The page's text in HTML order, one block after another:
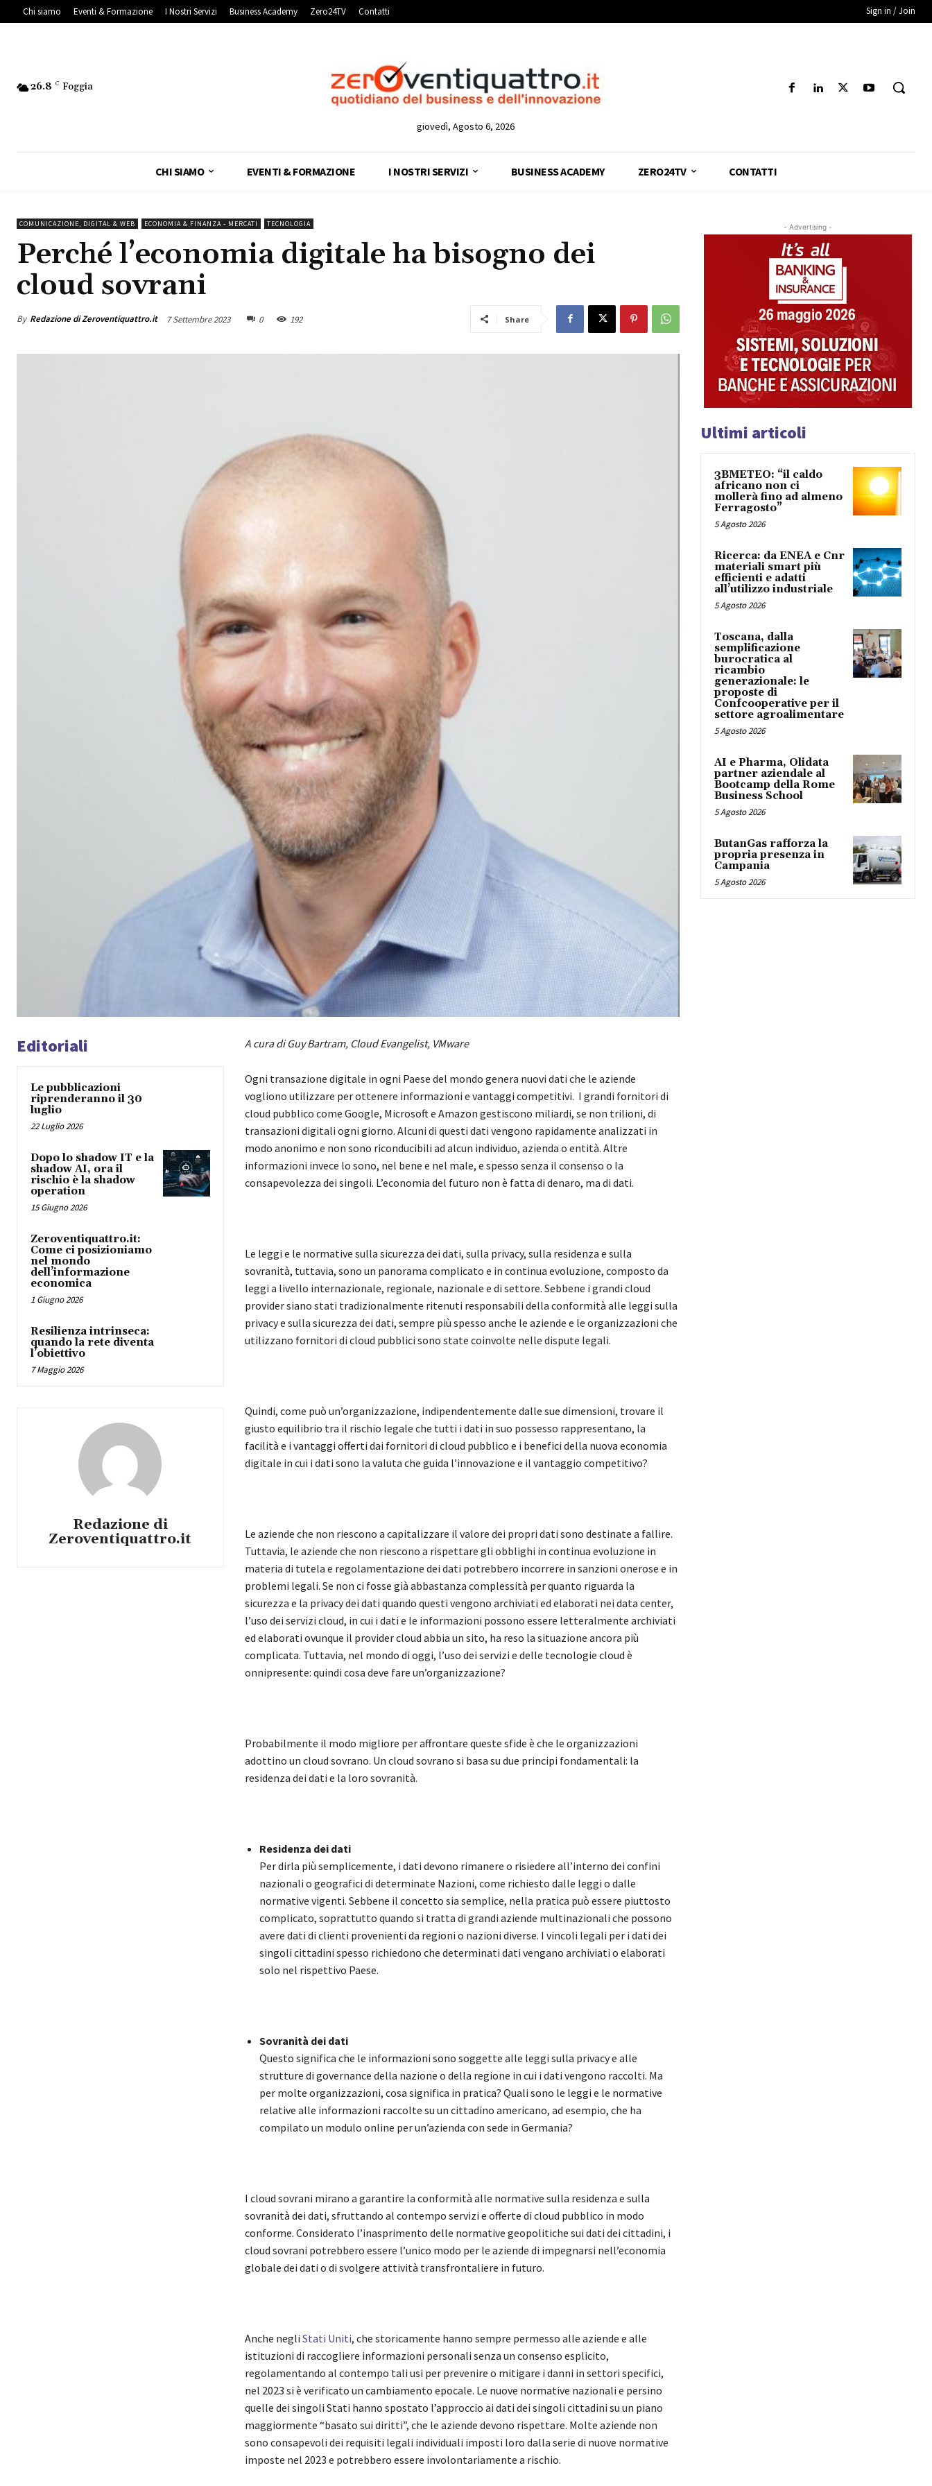
Chi siamo Eventi & Formazione I Nostri Servizi Business Academy Zero24TV Contatti Sign in / Join
26.8 C Foggia
giovedì, Agosto 6, 2026
CHI SIAMO EVENTI & FORMAZIONE I NOSTRI SERVIZI BUSINESS ACADEMY ZERO24TV CONTATTI
COMUNICAZIONE, DIGITAL & WEB ECONOMIA & FINANZA - MERCATI TECNOLOGIA
Perché l’economia digitale ha bisogno dei
cloud sovrani
By Redazione di Zeroventiquattro.it 7 Settembre 2023 0 192 Share
Editoriali
Le pubblicazioni
riprenderanno il 30
luglio
22 Luglio 2026
Dopo lo shadow IT e la
shadow AI, ora il
rischio è la shadow
operation
15 Giugno 2026
Zeroventiquattro.it:
Come ci posizioniamo
nel mondo
dell’informazione
economica
1 Giugno 2026
Resilienza intrinseca:
quando la rete diventa
l’obiettivo
7 Maggio 2026
Redazione di
Zeroventiquattro.it
A cura di Guy Bartram, Cloud Evangelist, VMware
Ogni transazione digitale in ogni Paese del mondo genera nuovi dati che le aziende
vogliono utilizzare per ottenere informazioni e vantaggi competitivi. I grandi fornitori di
cloud pubblico come Google, Microsoft e Amazon gestiscono miliardi, se non trilioni, di
transazioni digitali ogni giorno. Alcuni di questi dati vengono rapidamente analizzati in
modo anonimo e non sono riconducibili ad alcun individuo, azienda o entità. Altre
informazioni invece lo sono, nel bene e nel male, e spesso senza il consenso o la
consapevolezza dei singoli. L’economia del futuro non è fatta di denaro, ma di dati.
Le leggi e le normative sulla sicurezza dei dati, sulla privacy, sulla residenza e sulla
sovranità, tuttavia, sono un panorama complicato e in continua evoluzione, composto da
leggi a livello internazionale, regionale, nazionale e di settore. Sebbene i grandi cloud
provider siano stati tradizionalmente ritenuti responsabili della conformità alle leggi sulla
privacy e sulla sicurezza dei dati, sempre più spesso anche le aziende e le organizzazioni che
utilizzano fornitori di cloud pubblici sono state coinvolte nelle dispute legali.
Quindi, come può un’organizzazione, indipendentemente dalle sue dimensioni, trovare il
giusto equilibrio tra il rischio legale che tutti i dati in suo possesso rappresentano, la
facilità e i vantaggi offerti dai fornitori di cloud pubblico e i benefici della nuova economia
digitale in cui i dati sono la valuta che guida l’innovazione e il vantaggio competitivo?
Le aziende che non riescono a capitalizzare il valore dei propri dati sono destinate a fallire.
Tuttavia, le aziende che non riescono a rispettare gli obblighi in continua evoluzione in
materia di tutela e regolamentazione dei dati potrebbero incorrere in sanzioni onerose e in
problemi legali. Se non ci fosse già abbastanza complessità per quanto riguarda la
sicurezza e la privacy dei dati quando questi vengono archiviati ed elaborati nei data center,
l’uso dei servizi cloud, in cui i dati e le informazioni possono essere letteralmente archiviati
ed elaborati ovunque il provider cloud abbia un sito, ha reso la situazione ancora più
complicata. Tuttavia, nel mondo di oggi, l’uso dei servizi e delle tecnologie cloud è
onnipresente: quindi cosa deve fare un’organizzazione?
Probabilmente il modo migliore per affrontare queste sfide è che le organizzazioni
adottino un cloud sovrano. Un cloud sovrano si basa su due principi fondamentali: la
residenza dei dati e la loro sovranità.
Residenza dei dati
Per dirla più semplicemente, i dati devono rimanere o risiedere all’interno dei confini
nazionali o geografici di determinate Nazioni, come richiesto dalle leggi o dalle
normative vigenti. Sebbene il concetto sia semplice, nella pratica può essere piuttosto
complicato, soprattutto quando si tratta di grandi aziende multinazionali che possono
avere dati di clienti provenienti da regioni o nazioni diverse. I vincoli legali per i dati dei
singoli cittadini spesso richiedono che determinati dati vengano archiviati o elaborati
solo nel rispettivo Paese.
Sovranità dei dati
Questo significa che le informazioni sono soggette alle leggi sulla privacy e alle
strutture di governance della nazione o della regione in cui i dati vengono raccolti. Ma
per molte organizzazioni, cosa significa in pratica? Quali sono le leggi e le normative
relative alle informazioni raccolte su un cittadino americano, ad esempio, che ha
compilato un modulo online per un’azienda con sede in Germania?
I cloud sovrani mirano a garantire la conformità alle normative sulla residenza e sulla
sovranità dei dati, sfruttando al contempo servizi e offerte di cloud pubblico in modo
conforme. Considerato l’inasprimento delle normative geopolitiche sui dati dei cittadini, i
cloud sovrani potrebbero essere l’unico modo per le aziende di impegnarsi nell’economia
globale dei dati o di svolgere attività transfrontaliere in futuro.
Anche negli Stati Uniti, che storicamente hanno sempre permesso alle aziende e alle
istituzioni di raccogliere informazioni personali senza un consenso esplicito,
regolamentando al contempo tali usi per prevenire o mitigare i danni in settori specifici,
nel 2023 si è verificato un cambiamento epocale. Le nuove normative nazionali e persino
quelle dei singoli Stati hanno spostato l’approccio ai dati dei singoli cittadini su un piano
maggiormente “basato sui diritti”, che le aziende devono rispettare. Molte aziende non
sono consapevoli dei requisiti legali individuali imposti loro dalla serie di nuove normative
imposte nel 2023 e potrebbero essere involontariamente a rischio.
- Advertising -
Ultimi articoli
3BMETEO: “il caldo
africano non ci
mollerà fino ad almeno
Ferragosto”
5 Agosto 2026
Ricerca: da ENEA e Cnr
materiali smart più
efficienti e adatti
all’utilizzo industriale
5 Agosto 2026
Toscana, dalla
semplificazione
burocratica al
ricambio
generazionale: le
proposte di
Confcooperative per il
settore agroalimentare
5 Agosto 2026
AI e Pharma, Olidata
partner aziendale al
Bootcamp della Rome
Business School
5 Agosto 2026
ButanGas rafforza la
propria presenza in
Campania
5 Agosto 2026